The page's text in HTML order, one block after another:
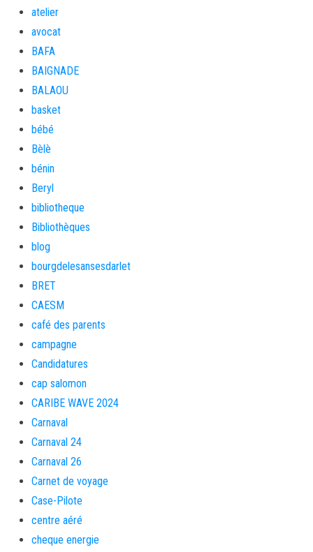
atelier
avocat
BAFA
BAIGNADE
BALAOU
basket
bébé
Bèlè
bénin
Beryl
bibliotheque
Bibliothèques
blog
bourgdelesansesdarlet
BRET
CAESM
café des parents
campagne
Candidatures
cap salomon
CARIBE WAVE 2024
Carnaval
Carnaval 24
Carnaval 26
Carnet de voyage
Case-Pilote
centre aéré
cheque energie